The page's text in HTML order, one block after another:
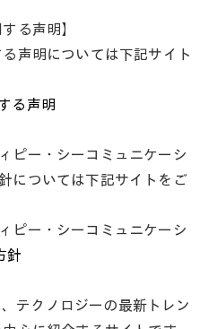
る声明】
声明については下記サイト
る声明
ピー・シーコミュニケーシ
については下記サイトをご
ピー・シーコミュニケーシ
針
テクノロジーの最新トレン